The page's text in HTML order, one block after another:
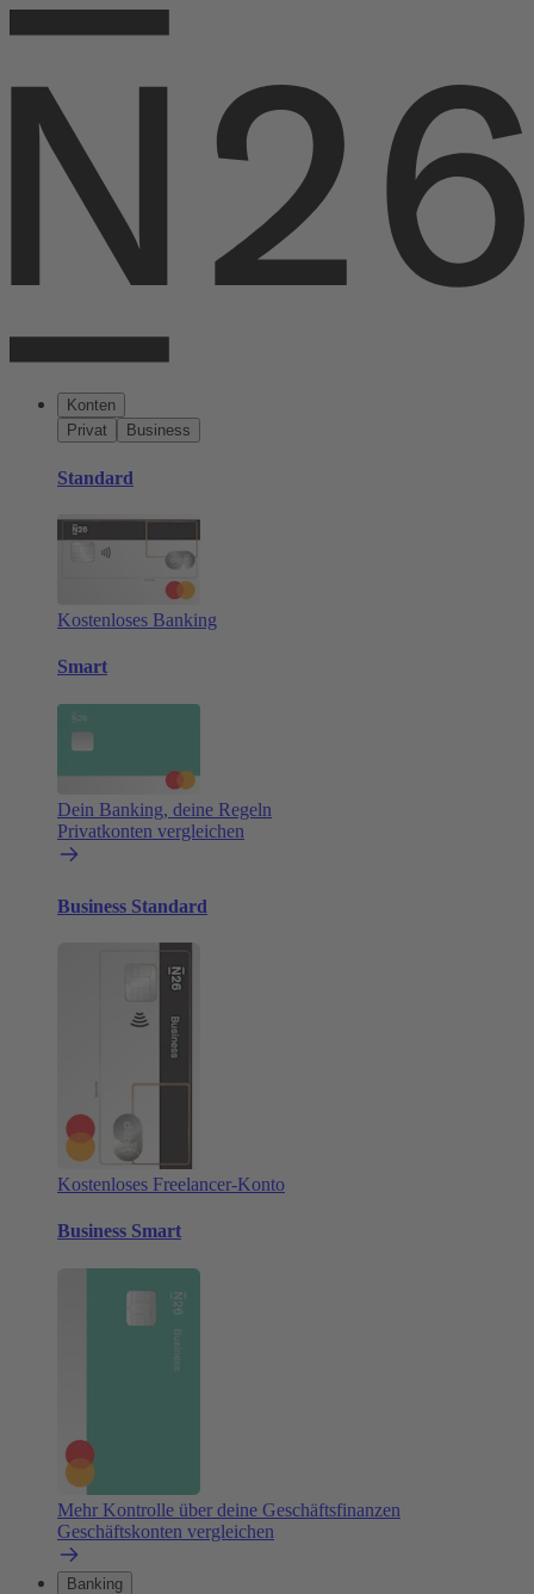
Konten
Privat
Business
Standard
Kostenloses Banking
Smart
Dein Banking, deine Regeln
Privatkonten vergleichen
Business Standard
Kostenloses Freelancer-Konto
Business Smart
Mehr Kontrolle über deine Geschäftsfinanzen
Geschäftskonten vergleichen
Banking